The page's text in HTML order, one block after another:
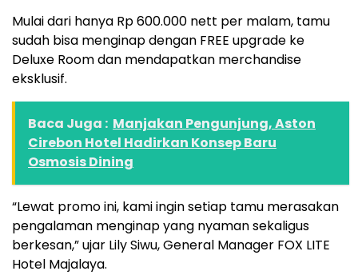
Mulai dari hanya Rp 600.000 nett per malam, tamu
sudah bisa menginap dengan FREE upgrade ke
Deluxe Room dan mendapatkan merchandise
eksklusif.
Baca Juga : Manjakan Pengunjung, Aston
Cirebon Hotel Hadirkan Konsep Baru
Osmosis Dining
“Lewat promo ini, kami ingin setiap tamu merasakan
pengalaman menginap yang nyaman sekaligus
berkesan,” ujar Lily Siwu, General Manager FOX LITE
Hotel Majalaya.